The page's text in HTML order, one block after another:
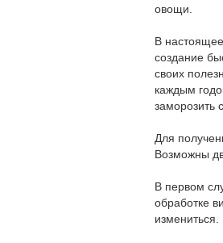
овощи.
В
создание
своих
каждым
заморозить
Для
Возможны
В первом
обработке
измениться.